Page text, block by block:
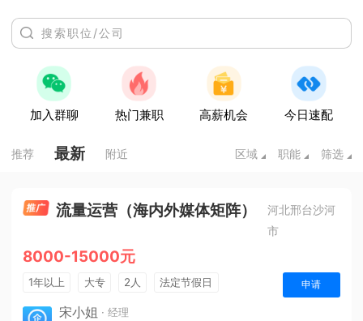
加入群聊 热门兼职 高薪机会 今日速配
推荐 最新 附近 区域 职能 筛选
流量运营（海内外媒体矩阵）
河北邢台沙河
市
8000-15000元
1年以上 大专 2人 法定节假日 申请
宋小姐 · 经理